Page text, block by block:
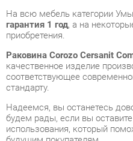
соответствующее
стандарту.
Надеемся, вы останетесь
будем рады, если вы оставите
использования, который
будущим покупателям.
Кроме формы
консультацию, фото и
e-mail, телефону в
Telegram и WhatsApp.